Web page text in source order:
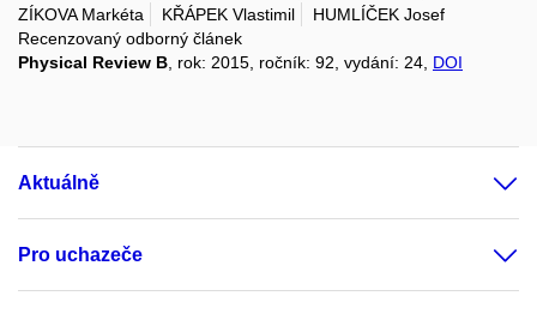
ZÍKOVA Markéta
KŘÁPEK Vlastimil
HUMLÍČEK Josef
Recenzovaný odborný článek
Physical Review B , rok: 2015, ročník: 92, vydání: 24, DOI
Aktuálně
Pro uchazeče